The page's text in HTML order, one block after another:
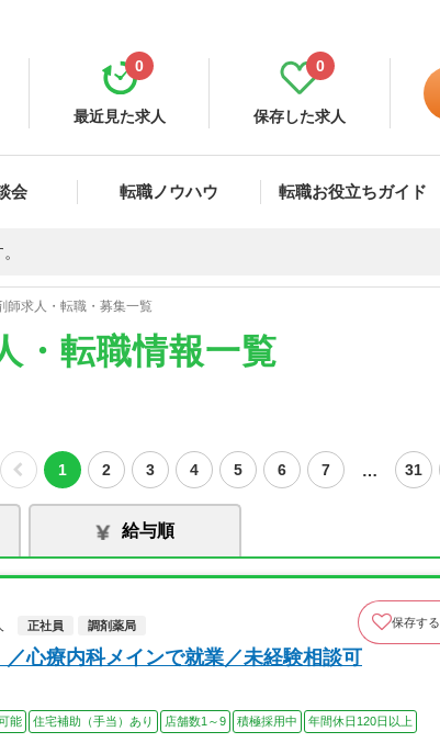
最近見た求人
0
保存した求人
0
会 転職ノウハウ 転職お役立ちガイド
師求人・転職・募集一覧
・転職情報一覧
1 2 3 4 5 6 7 … 31
給与順
正社員 調剤薬局 保存する
心療内科メインで就業／未経験相談可
能 住宅補助（手当）あり 店舗数1～9 積極採用中
年間休日120日以上